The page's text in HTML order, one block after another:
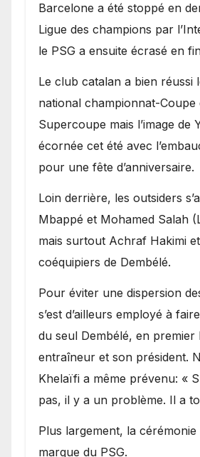
Barcelone a été stoppé en
Ligue des champions par
le PSG a ensuite écrasé en
Le club catalan a bien réussi
national championnat-Coupe
Supercoupe mais l’image de
écornée cet été avec
pour une fête d’anniversaire.
Loin derrière, les outsiders
Mbappé et Mohamed Salah
mais surtout Achraf Hakimi
coéquipiers de Dembélé.
Pour éviter une dispersion
s’est d’ailleurs employé à
du seul Dembélé, en premier
entraîneur et son président.
Khelaïfi a même prévenu: «
pas, il y a un problème. Il a
Plus largement, la
marque du PSG.